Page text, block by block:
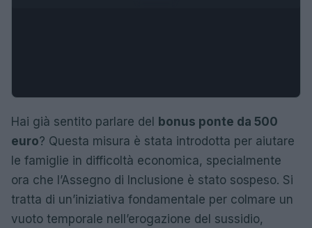
Hai già sentito parlare del bonus ponte da 500
euro? Questa misura è stata introdotta per aiutare
le famiglie in difficoltà economica, specialmente
ora che l’Assegno di Inclusione è stato sospeso. Si
tratta di un’iniziativa fondamentale per colmare un
vuoto temporale nell’erogazione del sussidio,